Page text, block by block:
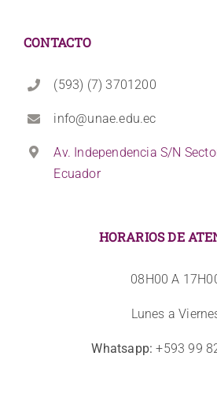
CONTACTO
(593) (7) 3701200
info@unae.edu.ec
Av. Independencia S/N
Ecuador
HORARIOS DE
08H00 A
Lunes a
Whatsapp: +593 99